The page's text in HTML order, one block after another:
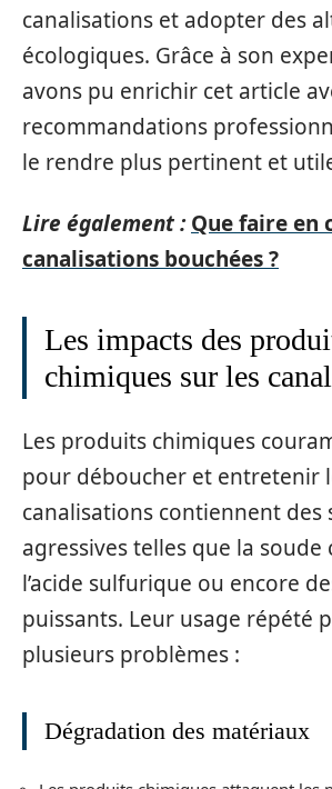
canalisations et adopter des
écologiques. Grâce à son
avons pu enrichir cet article
recommandations
le rendre plus pertinent et
Lire également : Que faire en
canalisations bouchées ?
Les impacts des
chimiques sur les
Les produits chimiques
pour déboucher et entretenir
canalisations contiennent des
agressives telles que la soude
l’acide sulfurique ou encore
puissants. Leur usage répété
plusieurs problèmes :
Dégradation des matériaux